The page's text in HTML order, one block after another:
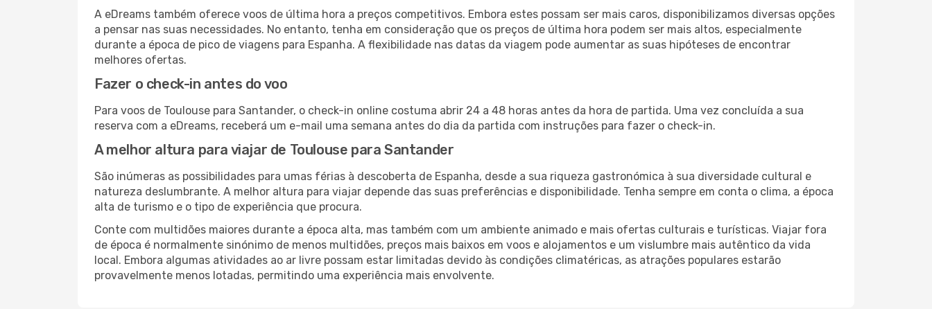
A eDreams também oferece voos de última hora a preços competitivos. Embora estes possam ser mais caros, disponibilizamos diversas opções
a pensar nas suas necessidades. No entanto, tenha em consideração que os preços de última hora podem ser mais altos, especialmente
durante a época de pico de viagens para Espanha. A flexibilidade nas datas da viagem pode aumentar as suas hipóteses de encontrar
melhores ofertas.
Fazer o check-in antes do voo
Para voos de Toulouse para Santander, o check-in online costuma abrir 24 a 48 horas antes da hora de partida. Uma vez concluída a sua
reserva com a eDreams, receberá um e-mail uma semana antes do dia da partida com instruções para fazer o check-in.
A melhor altura para viajar de Toulouse para Santander
São inúmeras as possibilidades para umas férias à descoberta de Espanha, desde a sua riqueza gastronómica à sua diversidade cultural e
natureza deslumbrante. A melhor altura para viajar depende das suas preferências e disponibilidade. Tenha sempre em conta o clima, a época
alta de turismo e o tipo de experiência que procura.
Conte com multidões maiores durante a época alta, mas também com um ambiente animado e mais ofertas culturais e turísticas. Viajar fora
de época é normalmente sinónimo de menos multidões, preços mais baixos em voos e alojamentos e um vislumbre mais autêntico da vida
local. Embora algumas atividades ao ar livre possam estar limitadas devido às condições climatéricas, as atrações populares estarão
provavelmente menos lotadas, permitindo uma experiência mais envolvente.